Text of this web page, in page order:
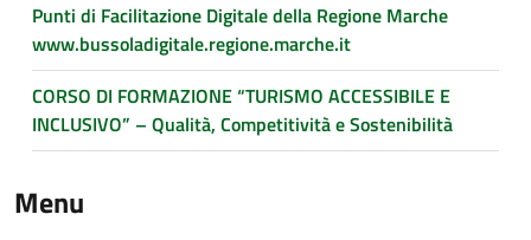
Punti di Facilitazione Digitale della Regione Marche
www.bussoladigitale.regione.marche.it
CORSO DI FORMAZIONE “TURISMO ACCESSIBILE E
INCLUSIVO” – Qualità, Competitività e Sostenibilità
Menu